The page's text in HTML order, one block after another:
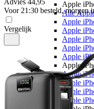
Apple
Alle
Apple
Apple
Apple
Apple
Apple
Apple
Apple
Apple
Apple
Apple
Advies 44,95
Voor 21:30 besteld, morgen
Vergelijk